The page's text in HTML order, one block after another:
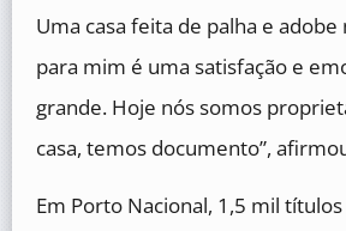
Uma casa feita de palha e adobe
para mim é uma satisfação e
grande. Hoje nós somos
casa, temos documento”,
Em Porto Nacional, 1,5 mil